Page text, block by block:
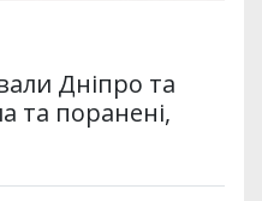
Дніпро та
та поранені,